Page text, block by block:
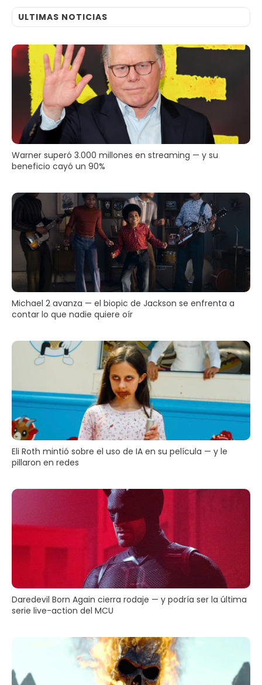
ULTIMAS NOTICIAS
Warner superó 3.000 millones en streaming — y su
beneficio cayó un 90%
Michael 2 avanza — el biopic de Jackson se enfrenta a
contar lo que nadie quiere oír
Eli Roth mintió sobre el uso de IA en su película — y le
pillaron en redes
Daredevil Born Again cierra rodaje — y podría ser la última
serie live-action del MCU